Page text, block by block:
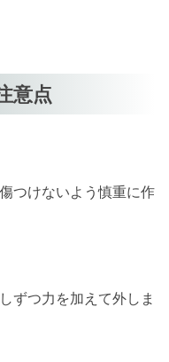
意点
つけないよう慎重に作
ずつ力を加えて外しま